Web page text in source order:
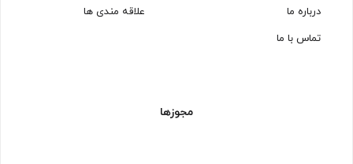
درباره ما
تماس با ما
علاقه مندی ها
مجوزها